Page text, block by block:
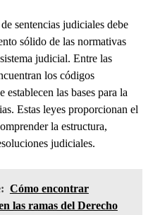
sentencias judiciales debe
sólido de las normativas
judicial. Entre las
los códigos
establecen las bases para la
Estas leyes proporcionan el
la estructura,
judiciales.
Cómo encontrar
las ramas del Derecho